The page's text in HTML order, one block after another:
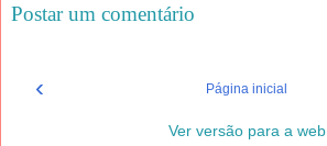
Postar um comentário
‹ Página inicial
Ver versão para a web